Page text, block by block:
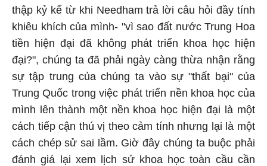
thập kỷ kể từ khi Needham trả lời câu hỏi đầy tính
khiêu khích của mình- "vì sao đất nước Trung Hoa
tiền hiện đại đã không phát triển khoa học hiện
đại?", chúng ta đã phải ngày càng thừa nhận rằng
sự tập trung của chúng ta vào sự "thất bại" của
Trung Quốc trong việc phát triển nền khoa học của
mình lên thành một nền khoa học hiện đại là một
cách tiếp cận thú vị theo cảm tính nhưng lại là một
cách chép sử sai lầm. Giờ đây chúng ta buộc phải
đánh giá lại xem lịch sử khoa học toàn cầu cần